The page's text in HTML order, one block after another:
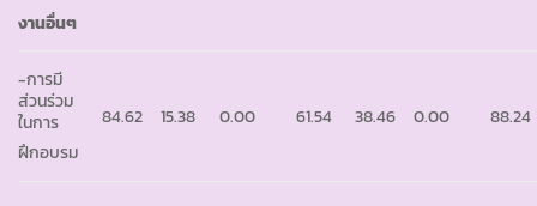
งานอื่นๆ
-การมี
ส่วนร่วม
ในการ
ฝึกอบรม
84.62 15.38 0.00 61.54 38.46 0.00 88.24